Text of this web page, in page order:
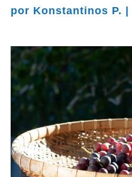
por Konstantinos P.